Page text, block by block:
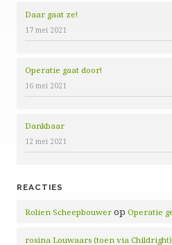
Daar gaat ze!
17 mei 2021
Operatie gaat door!
16 mei 2021
Dankbaar
12 mei 2021
REACTIES
Rolien Scheepbouwer op Operatie
rosina Louwaars (toen via Childright)